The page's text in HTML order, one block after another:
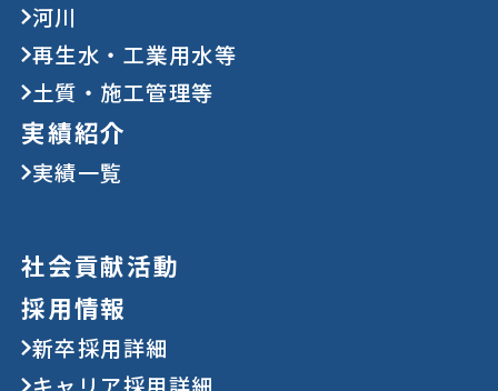
河川
再生水・工業用水等
土質・施工管理等
実績紹介
実績一覧
社会貢献活動
採用情報
新卒採用詳細